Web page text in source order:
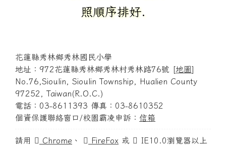
照順序排好.
花蓮縣秀林鄉秀林國民小學
地址：972花蓮縣秀林鄉秀林村秀林路76號 [地圖]
No.76,Sioulin, Sioulin Township, Hualien County
97252, Taiwan(R.O.C.)
電話：03-8611393 傳真：03-8610352
個資保護聯絡窗口/校園霸凌申訴： 信箱
請用 Chrome 、 FireFox 或 IE10.0瀏覽器以上